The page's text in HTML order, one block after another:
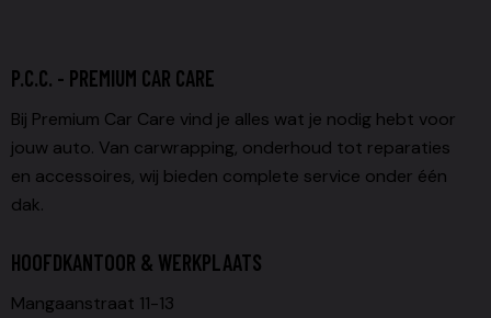
P.C.C. - PREMIUM CAR CARE
Bij Premium Car Care vind je alles wat je nodig hebt voor
jouw auto. Van carwrapping, onderhoud tot reparaties
en accessoires, wij bieden complete service onder één
dak.
HOOFDKANTOOR & WERKPLAATS
Mangaanstraat 11-13